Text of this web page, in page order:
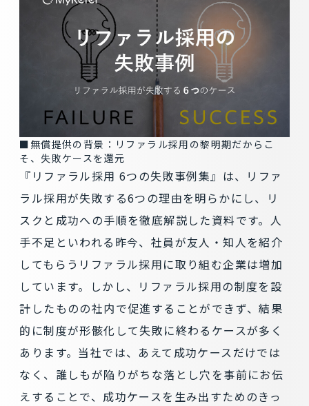
■無償提供の背景：リファラル採用の黎明期だからこ
そ、失敗ケースを還元
『リファラル採用 6つの失敗事例集』は、リファ
ラル採用が失敗する6つの理由を明らかにし、リ
スクと成功への手順を徹底解説した資料です。人
手不足といわれる昨今、社員が友人・知人を紹介
してもらうリファラル採用に取り組む企業は増加
しています。しかし、リファラル採用の制度を設
計したものの社内で促進することができず、結果
的に制度が形骸化して失敗に終わるケースが多く
あります。当社では、あえて成功ケースだけでは
なく、誰しもが陥りがちな落とし穴を事前にお伝
えすることで、成功ケースを生み出すためのきっ